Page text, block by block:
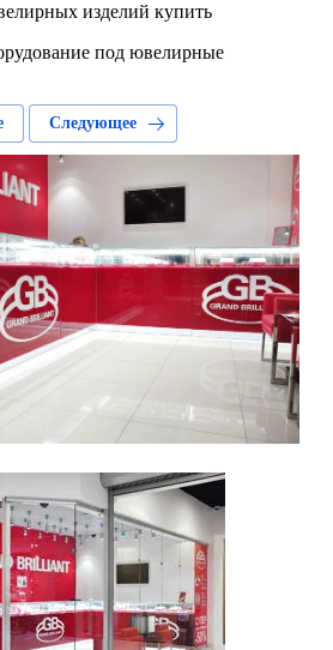
изделий купить
под ювелирные
Следующее